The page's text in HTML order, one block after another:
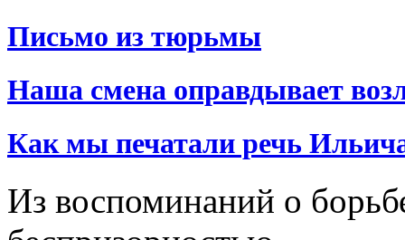
Письмо из тюрьмы
Наша смена оправдывает
Как мы печатали речь
Из воспоминаний о